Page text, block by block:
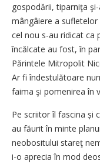
gospodării, tiparniţa
mângâiere a
cel nou s-au ridicat ca
încălcate au fost, în
Părintele Mitropolit
Ar fi îndestulătoare
faima şi pomenirea în
Pe scriitor îl fascina și
au făurit în minte
neobositului stareţ
i-o aprecia în mod